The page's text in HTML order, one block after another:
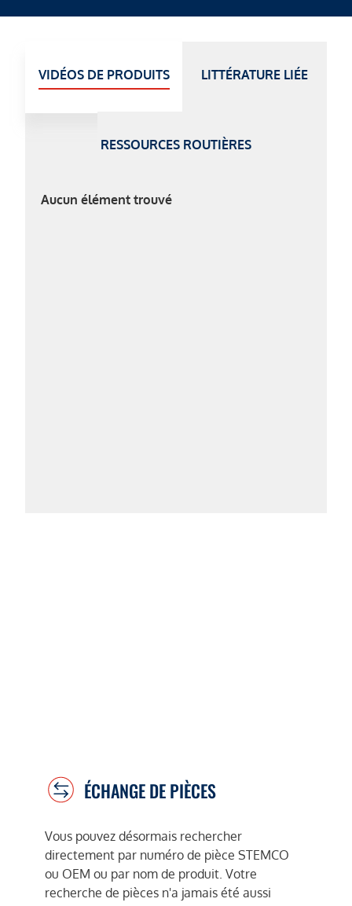
VIDÉOS DE PRODUITS LITTÉRATURE LIÉE
RESSOURCES ROUTIÈRES
Aucun élément trouvé
ÉCHANGE DE PIÈCES
Vous pouvez désormais rechercher
directement par numéro de pièce STEMCO
ou OEM ou par nom de produit. Votre
recherche de pièces n'a jamais été aussi